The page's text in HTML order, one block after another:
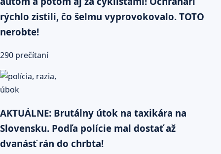
rýchlo zistili, čo šelmu vyprovokovalo. TOTO
nerobte!
290 prečítaní
AKTUÁLNE: Brutálny útok na taxikára na
Slovensku. Podľa polície mal dostať až
dvanásť rán do chrbta!